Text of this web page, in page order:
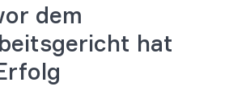
dem
hat